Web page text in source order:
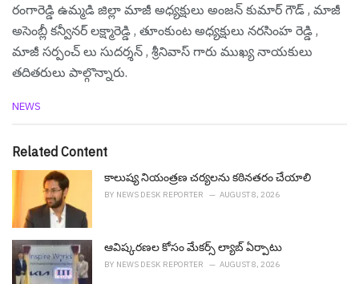
రంగారెడ్డి ఉమ్మడి జిల్లా మాజీ అధ్యక్షులు అంజన్ కుమార్ గౌడ్ , మాజీ
అసెంబ్లీ కన్వీనర్ లక్ష్మారెడ్డి , తూంకుంట అధ్యక్షులు నరసింహ రెడ్డి ,
మాజీ సర్పంచ్ లు సుదర్శన్ , శ్రీనివాస్ గారు ముఖ్య నాయకులు
తదితరులు పాల్గొన్నారు.
C
e
e
:
NEWS
Related Content
కాలుష్య నియంత్రణ చర్యలను కఠినతరం చేయాలి
BY NEWS DESK REPORTER AUGUST 8, 2026
ఆవిష్క‌ర‌ణ‌ల కోసం మేక‌ర్స్ ల్యాబ్ ఏర్పాటు
BY NEWS DESK REPORTER AUGUST 8, 2026